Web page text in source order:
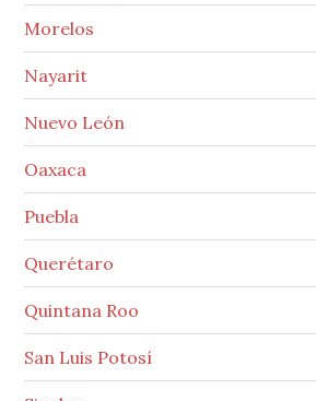
Morelos
Nayarit
Nuevo León
Oaxaca
Puebla
Querétaro
Quintana Roo
San Luis Potosí